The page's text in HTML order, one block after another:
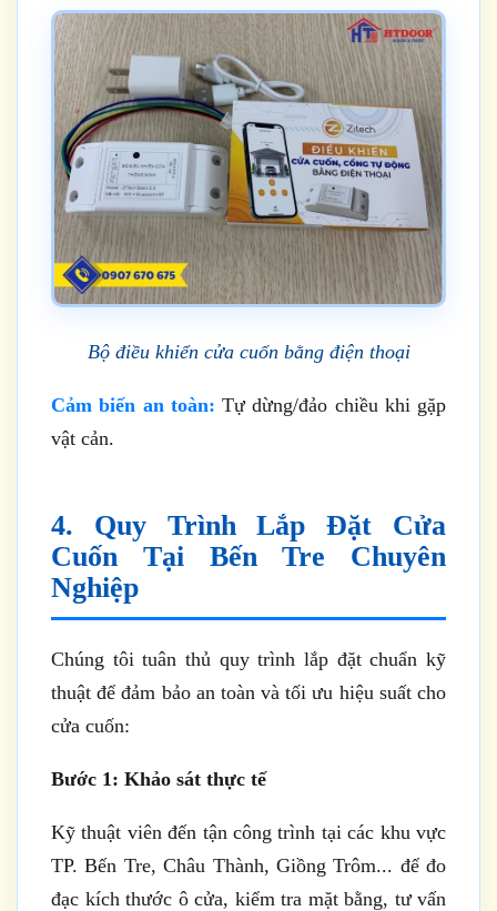
Bộ điều khiển cửa cuốn bằng điện thoại
Cảm biến an toàn: Tự dừng/đảo chiều khi gặp
vật cản.
4. Quy Trình Lắp Đặt Cửa
Cuốn Tại Bến Tre Chuyên
Nghiệp
Chúng tôi tuân thủ quy trình lắp đặt chuẩn kỹ
thuật để đảm bảo an toàn và tối ưu hiệu suất cho
cửa cuốn:
Bước 1: Khảo sát thực tế
Kỹ thuật viên đến tận công trình tại các khu vực
TP. Bến Tre, Châu Thành, Giồng Trôm... để đo
đạc kích thước ô cửa, kiểm tra mặt bằng, tư vấn